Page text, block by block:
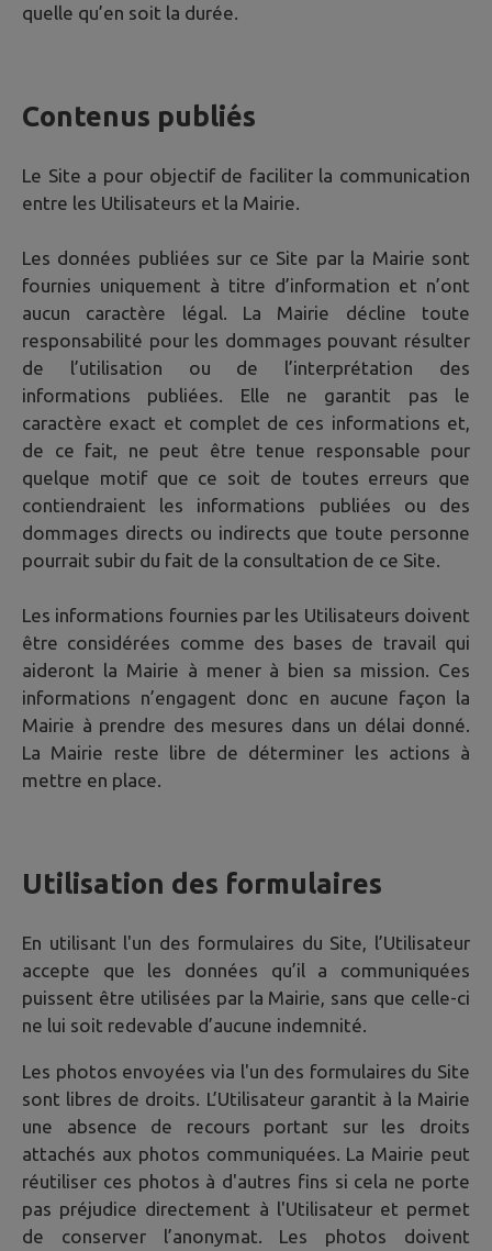
quelle qu’en soit la durée.
Contenus publiés
Le Site a pour objectif de faciliter la communication
entre les Utilisateurs et la Mairie.
Les données publiées sur ce Site par la Mairie sont
fournies uniquement à titre d’information et n’ont
aucun caractère légal. La Mairie décline toute
responsabilité pour les dommages pouvant résulter
de l’utilisation ou de l’interprétation des
informations publiées. Elle ne garantit pas le
caractère exact et complet de ces informations et,
de ce fait, ne peut être tenue responsable pour
quelque motif que ce soit de toutes erreurs que
contiendraient les informations publiées ou des
dommages directs ou indirects que toute personne
pourrait subir du fait de la consultation de ce Site.
Les informations fournies par les Utilisateurs doivent
être considérées comme des bases de travail qui
aideront la Mairie à mener à bien sa mission. Ces
informations n’engagent donc en aucune façon la
Mairie à prendre des mesures dans un délai donné.
La Mairie reste libre de déterminer les actions à
mettre en place.
Utilisation des formulaires
En utilisant l'un des formulaires du Site, l’Utilisateur
accepte que les données qu’il a communiquées
puissent être utilisées par la Mairie, sans que celle-ci
ne lui soit redevable d’aucune indemnité.
Les photos envoyées via l'un des formulaires du Site
sont libres de droits. L’Utilisateur garantit à la Mairie
une absence de recours portant sur les droits
attachés aux photos communiquées. La Mairie peut
réutiliser ces photos à d'autres fins si cela ne porte
pas préjudice directement à l'Utilisateur et permet
de conserver l’anonymat. Les photos doivent